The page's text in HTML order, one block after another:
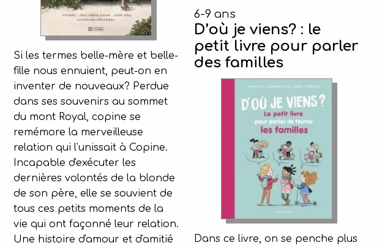
Si les termes belle-mère et belle-
fille nous ennuient, peut-on en
inventer de nouveaux? Perdue
dans ses souvenirs au sommet
du mont Royal, copine se
remémore la merveilleuse
relation qui l'unissait à Copine.
Incapable d'exécuter les
dernières volontés de la blonde
de son père, elle se souvient de
tous ces petits moments de la
vie qui ont façonné leur relation.
Une histoire d'amour et d'amitié
6-9 ans
D’où je viens? : le
petit livre pour parler
des familles
Dans ce livre, on se penche plus